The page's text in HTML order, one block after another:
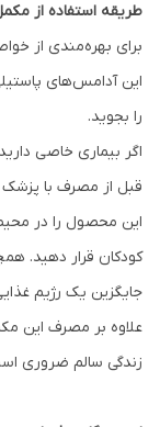
طریقه استفاده از
برای بهره‌مندی از
این آدامس‌های
را بجوید.
اگر بیماری خاصی
قبل از مصرف با
این محصول را در
کودکان قرار دهید.
جایگزین یک رژیم
علاوه بر مصرف این
زندگی سالم ضروری